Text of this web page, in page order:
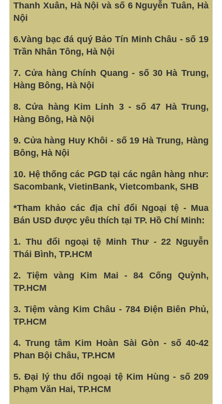
Thanh Xuân, Hà Nội và số 6 Nguyễn Tuân, Hà
Nội
6.Vàng bạc đá quý Bảo Tín Minh Châu - số 19
Trần Nhân Tông, Hà Nội
7. Cửa hàng Chính Quang - số 30 Hà Trung,
Hàng Bông, Hà Nội
8. Cửa hàng Kim Linh 3 - số 47 Hà Trung,
Hàng Bông, Hà Nội
9. Cửa hàng Huy Khôi - số 19 Hà Trung, Hàng
Bông, Hà Nội
10. Hệ thống các PGD tại các ngân hàng như:
Sacombank, VietinBank, Vietcombank, SHB
*Tham khảo các địa chỉ đổi Ngoại tệ - Mua
Bán USD được yêu thích tại TP. Hồ Chí Minh:
1. Thu đổi ngoại tệ Minh Thư - 22 Nguyễn
Thái Bình, TP.HCM
2. Tiệm vàng Kim Mai - 84 Cống Quỳnh,
TP.HCM
3. Tiệm vàng Kim Châu - 784 Điện Biên Phủ,
TP.HCM
4. Trung tâm Kim Hoàn Sài Gòn - số 40-42
Phan Bội Châu, TP.HCM
5. Đại lý thu đổi ngoại tệ Kim Hùng - số 209
Phạm Văn Hai, TP.HCM